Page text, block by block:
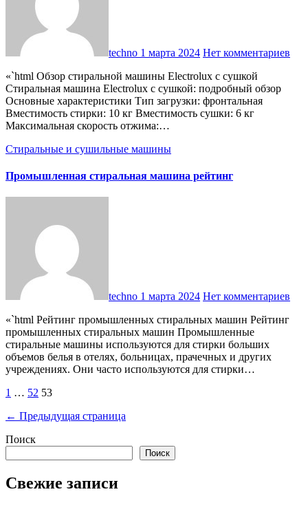
techno 1 марта 2024 Нет комментариев
«`html Обзор стиральной машины Electrolux с сушкой
Стиральная машина Electrolux с сушкой: подробный обзор
Основные характеристики Тип загрузки: фронтальная
Вместимость стирки: 10 кг Вместимость сушки: 6 кг
Максимальная скорость отжима:…
Стиральные и сушильные машины
Промышленная стиральная машина рейтинг
techno 1 марта 2024 Нет комментариев
«`html Рейтинг промышленных стиральных машин Рейтинг
промышленных стиральных машин Промышленные
стиральные машины используются для стирки больших
объемов белья в отелях, больницах, прачечных и других
учреждениях. Они часто используются для стирки…
Пагинация
записей
1 … 52 53
← Предыдущая страница
Поиск
Поиск
Свежие записи